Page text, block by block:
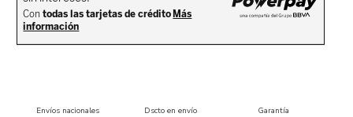
Envíos nacionales Dscto en envío Garantía